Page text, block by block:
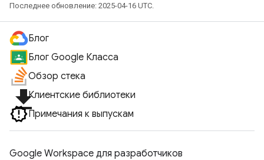
Последнее обновление: 2025-04-16 UTC.
Блог
Блог Google Класса
Обзор стека
file_downloadКлиентские библиотеки
Примечания к выпускам
Google Workspace для разработчиков